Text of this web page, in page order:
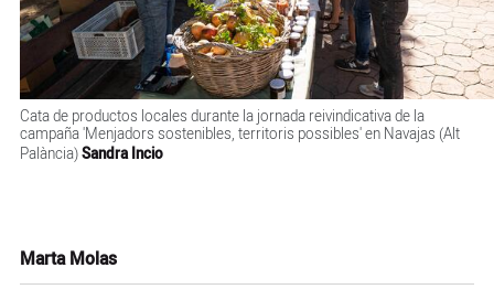
Cata de productos locales durante la jornada reivindicativa de la
campaña 'Menjadors sostenibles, territoris possibles' en Navajas (Alt
Palància)Sandra Incio
Marta Molas